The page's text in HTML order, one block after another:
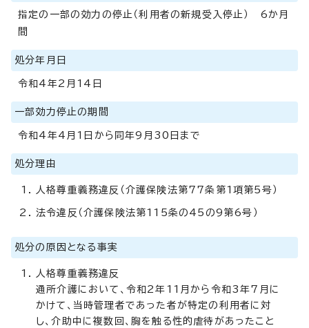
指定の一部の効力の停止（利用者の新規受入停止） 6か月
間
処分年月日
令和4年2月14日
一部効力停止の期間
令和4年4月1日から同年9月30日まで
処分理由
人格尊重義務違反（介護保険法第77条第1項第5号）
法令違反（介護保険法第115条の45の9第6号）
処分の原因となる事実
人格尊重義務違反
通所介護において、令和2年11月から令和3年7月に
かけて、当時管理者であった者が特定の利用者に対
し、介助中に複数回、胸を触る性的虐待があったこと